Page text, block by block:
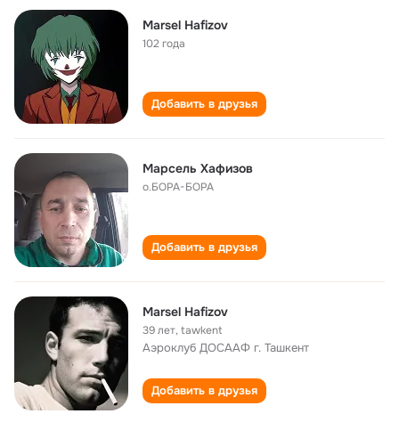
Marsel Hafizov
102 года
Добавить в друзья
Марсель Хафизов
о.БОРА-БОРА
Добавить в друзья
Marsel Hafizov
39 лет,tawkent
Аэроклуб ДОСААФ г. Ташкент
Добавить в друзья